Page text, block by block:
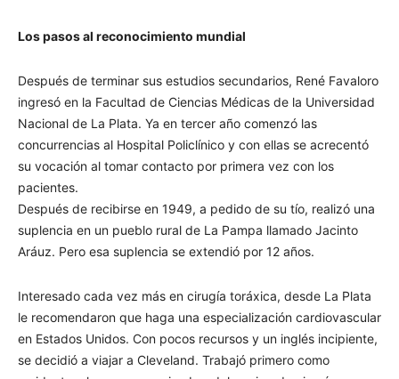
Los pasos al reconocimiento mundial
Después de terminar sus estudios secundarios, René Favaloro
ingresó en la Facultad de Ciencias Médicas de la Universidad
Nacional de La Plata. Ya en tercer año comenzó las
concurrencias al Hospital Policlínico y con ellas se acrecentó
su vocación al tomar contacto por primera vez con los
pacientes.
Después de recibirse en 1949, a pedido de su tío, realizó una
suplencia en un pueblo rural de La Pampa llamado Jacinto
Aráuz. Pero esa suplencia se extendió por 12 años.
Interesado cada vez más en cirugía toráxica, desde La Plata
le recomendaron que haga una especialización cardiovascular
en Estados Unidos. Con pocos recursos y un inglés incipiente,
se decidió a viajar a Cleveland. Trabajó primero como